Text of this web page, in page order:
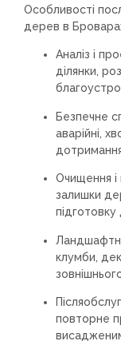
Особливості
дерев в
Аналіз і
ділянки,
Безпечне
аварійні,
Очищення і
залишки
клумби,
повторне